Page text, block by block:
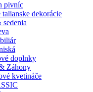
pivníc
dekorácie
doplnky
Záhony
kvetináče